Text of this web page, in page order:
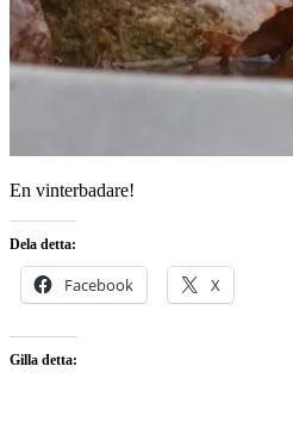
En vinterbadare!
Dela detta:
Facebook X
Gilla detta: